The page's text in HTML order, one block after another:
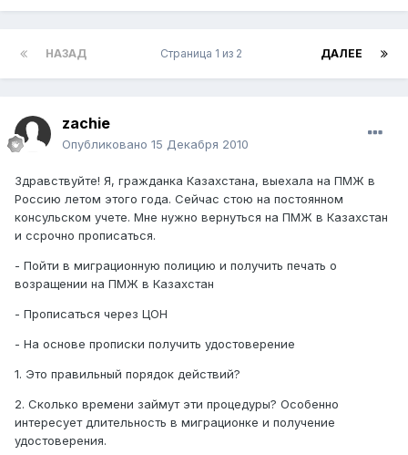
НАЗАД ДАЛЕЕ
Страница 1 из 2
zachie
Опубликовано 15 Декабря 2010
Здравствуйте! Я, гражданка Казахстана, выехала на ПМЖ в
Россию летом этого года. Сейчас стою на постоянном
консульском учете. Мне нужно вернуться на ПМЖ в Казахстан
и cсрочно прописаться.
- Пойти в миграционную полицию и получить печать о
возращении на ПМЖ в Казахстан
- Прописаться через ЦОН
- На основе прописки получить удостоверение
1. Это правильный порядок действий?
2. Сколько времени займут эти процедуры? Особенно
интересует длительность в миграционке и получение
удостоверения.